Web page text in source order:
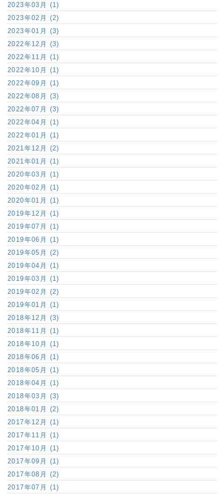
2023年03月 (1)
2023年02月 (2)
2023年01月 (3)
2022年12月 (3)
2022年11月 (1)
2022年10月 (1)
2022年09月 (1)
2022年08月 (3)
2022年07月 (3)
2022年04月 (1)
2022年01月 (1)
2021年12月 (2)
2021年01月 (1)
2020年03月 (1)
2020年02月 (1)
2020年01月 (1)
2019年12月 (1)
2019年07月 (1)
2019年06月 (1)
2019年05月 (2)
2019年04月 (1)
2019年03月 (1)
2019年02月 (2)
2019年01月 (1)
2018年12月 (3)
2018年11月 (1)
2018年10月 (1)
2018年06月 (1)
2018年05月 (1)
2018年04月 (1)
2018年03月 (3)
2018年01月 (2)
2017年12月 (1)
2017年11月 (1)
2017年10月 (1)
2017年09月 (1)
2017年08月 (2)
2017年07月 (1)